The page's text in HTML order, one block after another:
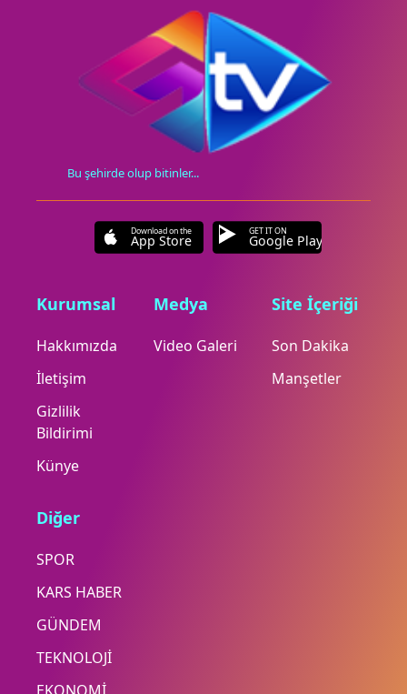
Bu şehirde olup bitinler...
Download on the
App Store
GET IT ON
Google Play
Kurumsal
Hakkımızda
İletişim
Gizlilik
Bildirimi
Künye
Medya
Video Galeri
Site İçeriği
Son Dakika
Manşetler
Diğer
SPOR
KARS HABER
GÜNDEM
TEKNOLOJİ